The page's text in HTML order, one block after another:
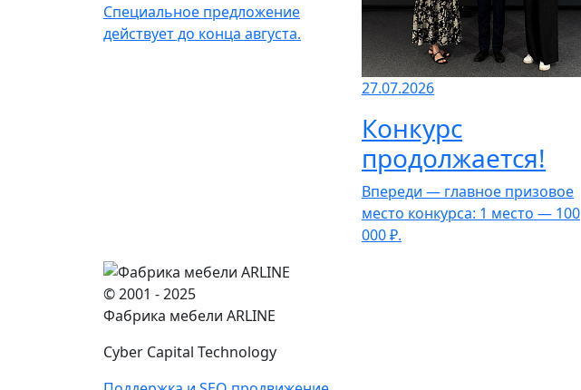
Специальное предложение
действует до конца августа.
27.07.2026
Конкурс
продолжается!
Впереди — главное призовое
место конкурса: 1 место — 100
000 ₽.
© 2001 - 2025
Фабрика мебели ARLINE
Cyber Capital Technology